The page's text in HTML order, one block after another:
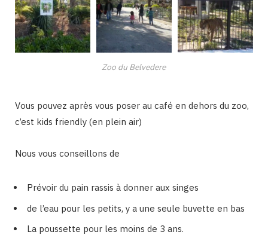
Zoo du Belvedere
Vous pouvez après vous poser au café en dehors du zoo,
c’est kids friendly (en plein air)
Nous vous conseillons de
Prévoir du pain rassis à donner aux singes
de l’eau pour les petits, y a une seule buvette en bas
La poussette pour les moins de 3 ans.